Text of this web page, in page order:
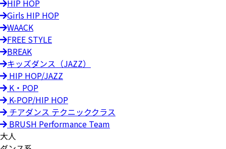
HIP HOP
Girls HIP HOP
WAACK
FREE STYLE
BREAK
キッズダンス（JAZZ）
HIP HOP/JAZZ
K・POP
K-POP/HIP HOP
チアダンス テクニッククラス
BRUSH Performance Team
大人